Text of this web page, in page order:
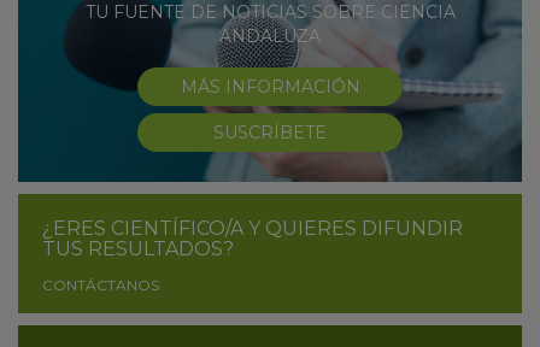
TU FUENTE DE NOTICIAS SOBRE CIENCIA
ANDALUZA
MÁS INFORMACIÓN
SUSCRÍBETE
¿ERES CIENTÍFICO/A Y QUIERES DIFUNDIR
TUS RESULTADOS?
CONTÁCTANOS